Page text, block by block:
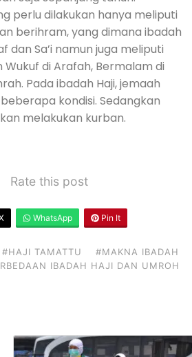
perlu dilakukan hanya meliputi
berihram, yang dimana ibadah
dan Sa’i namun juga meliputi
di Arafah, Bermalam di
Pada ibadah Haji, jemaah
kondisi. Sedangkan
melakukan kurban.
Rate this post
WhatsApp Pin It
#HAJI TAMATTU
#MAKNA IBADAH
IBADAH HAJI DAN UMROH